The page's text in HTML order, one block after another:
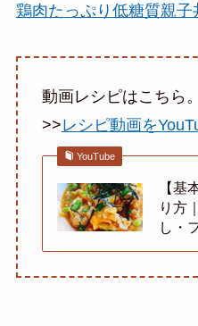
鶏肉たっぷり低糖質親子
動画レシピはこちら
>>レシピ動画を
YouTube
【基
り方
し・